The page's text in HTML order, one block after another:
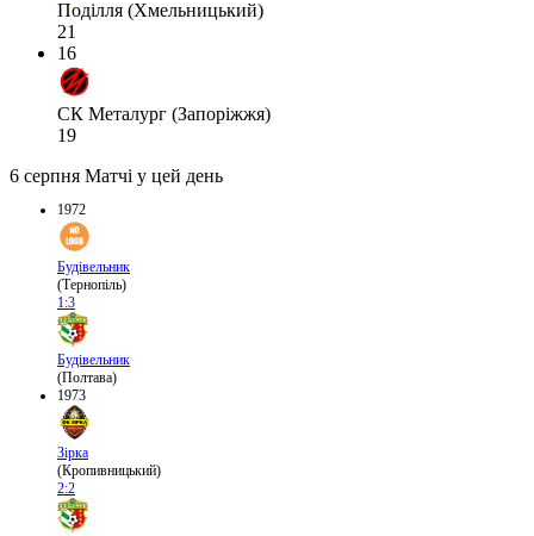
Поділля (Хмельницький)
21
16
СК Металург (Запоріжжя)
19
6 серпня Матчі у цей день
1972
Будівельник
(Тернопіль)
1:3
Будівельник
(Полтава)
1973
Зірка
(Кропивницький)
2:2